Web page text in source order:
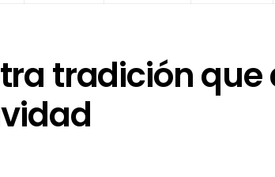
tradición que